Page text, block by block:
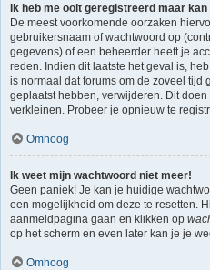
Ik heb me ooit geregistreerd maar
De meest voorkomende oorzaken
gebruikersnaam of wachtwoord op
gegevens) of een beheerder heeft je
reden. Indien dit laatste het geval is,
is normaal dat forums om de zoveel tijd
geplaatst hebben, verwijderen. Dit
verkleinen. Probeer je opnieuw te
Omhoog
Ik weet mijn wachtwoord niet meer!
Geen paniek! Je kan je huidige
een mogelijkheid om deze te resetten.
aanmeldpagina gaan en klikken op
op het scherm en even later kan je je
Omhoog